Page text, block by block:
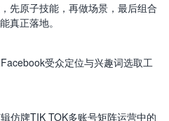
先原子技能，再做场景，最后组合
真正落地。
受众定位与兴趣词选取工
仿牌TIK TOK多账号矩阵运营中的